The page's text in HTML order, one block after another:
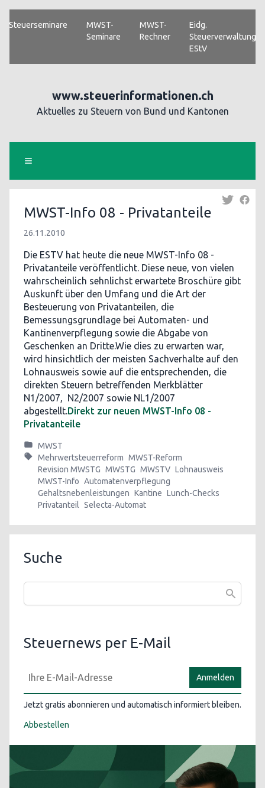
Steuerseminare
MWST-
Seminare
MWST-
Rechner
Eidg.
Steuerverwaltung
EStV
www.steuerinformationen.ch
Aktuelles zu Steuern von Bund und Kantonen
MWST-Info 08 - Privatanteile
26.11.2010
Die ESTV hat heute die neue MWST-Info 08 -
Privatanteile veröffentlicht. Diese neue, von vielen
wahrscheinlich sehnlichst erwartete Broschüre gibt
Auskunft über den Umfang und die Art der
Besteuerung von Privatanteilen, die
Bemessungsgrundlage bei Automaten- und
Kantinenverpflegung sowie die Abgabe von
Geschenken an Dritte.Wie dies zu erwarten war,
wird hinsichtlich der meisten Sachverhalte auf den
Lohnausweis sowie auf die entsprechenden, die
direkten Steuern betreffenden Merkblätter
N1/2007, N2/2007 sowie NL1/2007
abgestellt.Direkt zur neuen MWST-Info 08 -
Privatanteile
MWST
Mehrwertsteuerreform MWST-Reform
Revision MWSTG MWSTG MWSTV Lohnausweis
MWST-Info Automatenverpflegung
Gehaltsnebenleistungen Kantine Lunch-Checks
Privatanteil Selecta-Automat
Suche
Steuernews per E-Mail
Anmelden
Jetzt gratis abonnieren und automatisch informiert bleiben.
Abbestellen